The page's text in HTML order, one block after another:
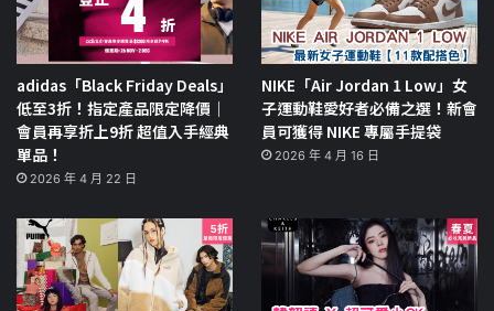
adidas「Black Friday Deals」
低至3折！指定產品限定降價｜
會員再享折上9折 超值入手經典
單品！
2026 年 4 月 22 日
NIKE「Air Jordan 1 Low」女
子運動鞋愛好者必備之選！新會
員可獲得 NIKE 專屬手提袋
2026 年 4 月 16 日